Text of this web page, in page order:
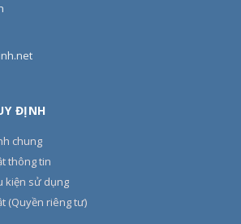
ĐỊNH
chung
thông tin
kiện sử dụng
(Quyền riêng tư)